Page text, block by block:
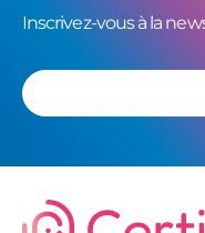
Inscrivez-vous à la